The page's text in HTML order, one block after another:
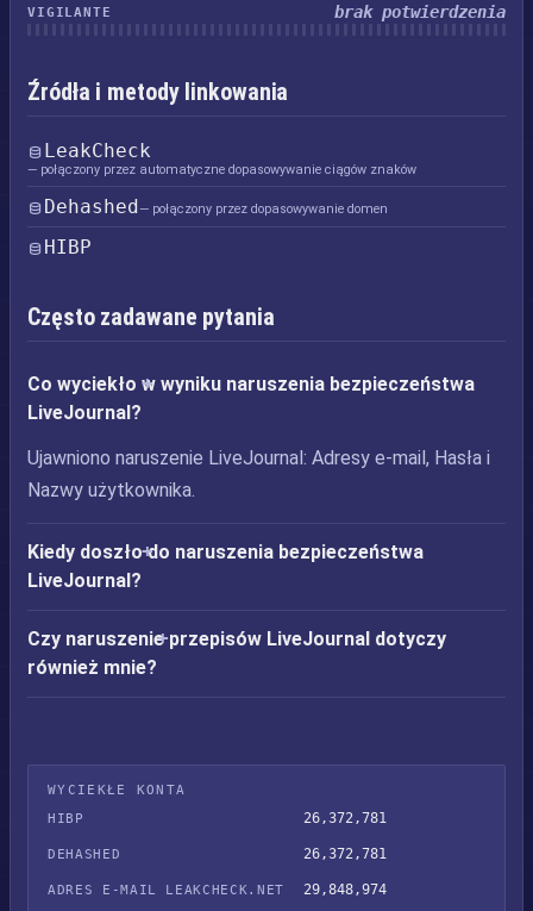
VIGILANTE brak potwierdzenia
Źródła i metody linkowania
LeakCheck
— połączony przez automatyczne dopasowywanie ciągów znaków
Dehashed— połączony przez dopasowywanie domen
HIBP
Często zadawane pytania
Co wyciekło w wyniku naruszenia bezpieczeństwa
LiveJournal?
Ujawniono naruszenie LiveJournal: Adresy e-mail, Hasła i
Nazwy użytkownika.
Kiedy doszło do naruszenia bezpieczeństwa
LiveJournal?
Czy naruszenie przepisów LiveJournal dotyczy
również mnie?
WYCIEKŁE KONTA
HIBP
26,372,781
DEHASHED 26,372,781
ADRES E-MAIL LEAKCHECK.NET 29,848,974